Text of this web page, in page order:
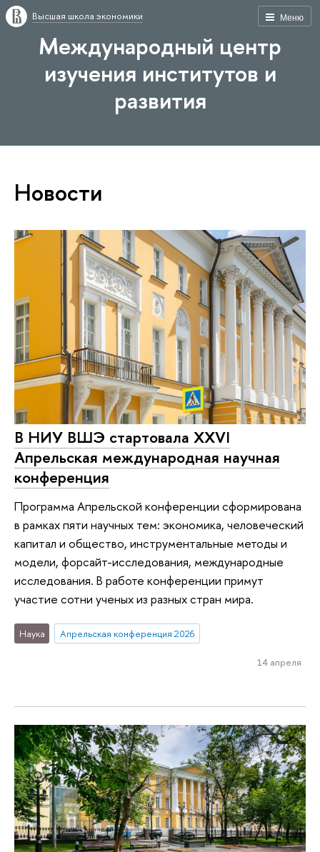
Меню
Высшая школа экономики
Международный центр
изучения институтов и
развития
Новости
В НИУ ВШЭ стартовала XXVI
Апрельская международная научная
конференция
Программа Апрельской конференции сформирована
в рамках пяти научных тем: экономика, человеческий
капитал и общество, инструментальные методы и
модели, форсайт-исследования, международные
исследования. В работе конференции примут
участие сотни ученых из разных стран мира.
Наука Апрельская конференция 2026
14 апреля